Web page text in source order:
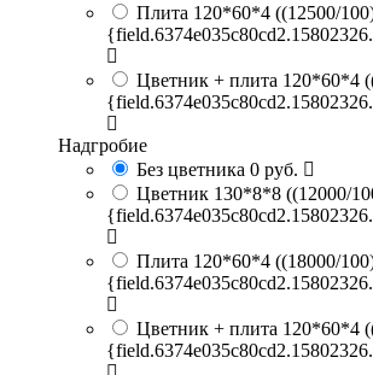
Плита 120*60*4 ((12500/
Цветник + плита 120*60*4
Надгробие
Без цветника 0 руб.
Цветник 130*8*8 ((12000/
Плита 120*60*4 ((18000/
Цветник + плита 120*60*4